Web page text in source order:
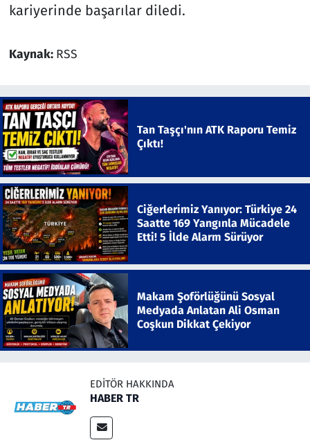
kariyerinde başarılar diledi.
Kaynak: RSS
Tan Taşçı'nın ATK Raporu Temiz
Çıktı!
Ciğerlerimiz Yanıyor: Türkiye 24
Saatte 169 Yangınla Mücadele
Etti! 5 İlde Alarm Sürüyor
Makam Şoförlüğünü Sosyal
Medyada Anlatan Ali Osman
Coşkun Dikkat Çekiyor
EDITÖR HAKKINDA
HABER TR